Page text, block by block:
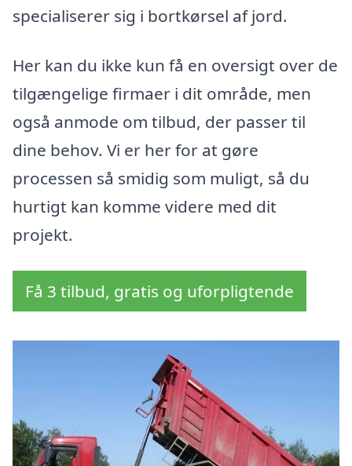
specialiserer sig i bortkørsel af jord.
Her kan du ikke kun få en oversigt over de
tilgængelige firmaer i dit område, men
også anmode om tilbud, der passer til
dine behov. Vi er her for at gøre
processen så smidig som muligt, så du
hurtigt kan komme videre med dit
projekt.
Få 3 tilbud, gratis og uforpligtende